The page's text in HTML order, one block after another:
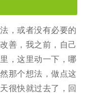
，或者没有必要的
善，我之前，自己
，这里动一下，哪
那个想法，做点这
很快就过去了，回